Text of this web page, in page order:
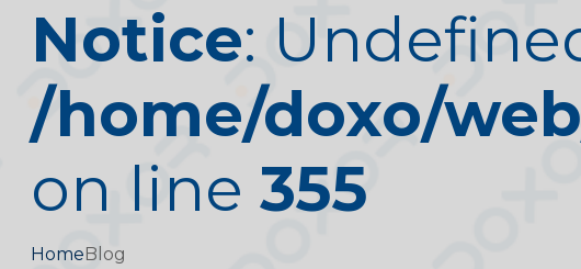
HomeBlog
Notice:
/home/doxo/
on line 355